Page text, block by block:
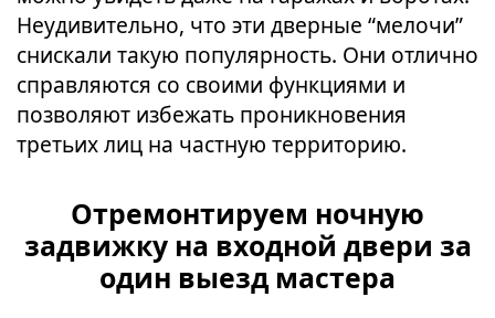
Неудивительно, что эти дверные “мелочи”
снискали такую популярность. Они отлично
справляются со своими функциями и
позволяют избежать проникновения
третьих лиц на частную территорию.
Отремонтируем ночную
задвижку на входной двери за
один выезд мастера